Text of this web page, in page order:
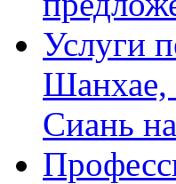
Услуги
Шанхае,
Сиань